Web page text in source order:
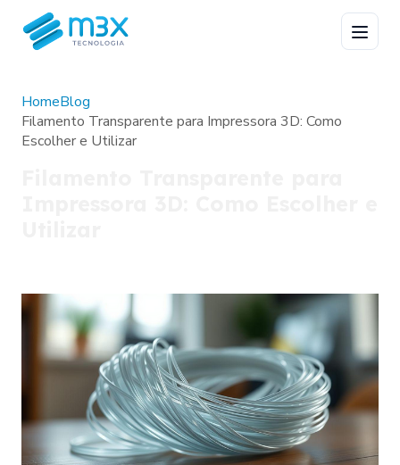
HomeBlog
Filamento Transparente para Impressora 3D: Como
Escolher e Utilizar